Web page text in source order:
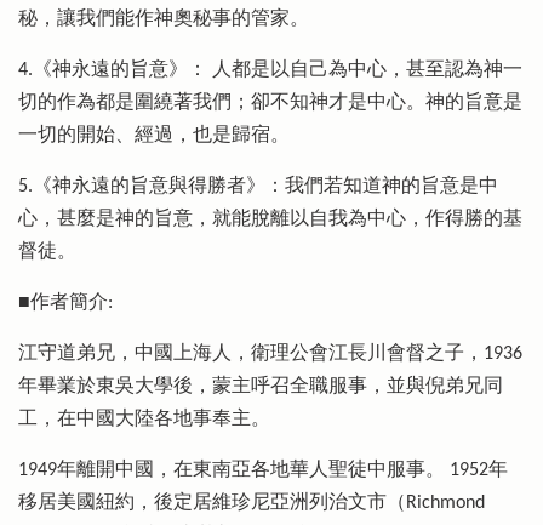
秘，讓我們能作神奧秘事的管家。
4.《神永遠的旨意》： 人都是以自己為中心，甚至認為神一
切的作為都是圍繞著我們；卻不知神才是中心。神的旨意是
一切的開始、經過，也是歸宿。
5.《神永遠的旨意與得勝者》：我們若知道神的旨意是中
心，甚麼是神的旨意，就能脫離以自我為中心，作得勝的基
督徒。
■作者簡介:
江守道弟兄，中國上海人，衛理公會江長川會督之子，1936
年畢業於東吳大學後，蒙主呼召全職服事，並與倪弟兄同
工，在中國大陸各地事奉主。
1949年離開中國，在東南亞各地華人聖徒中服事。 1952年
移居美國紐約，後定居維珍尼亞洲列治文市（Richmond